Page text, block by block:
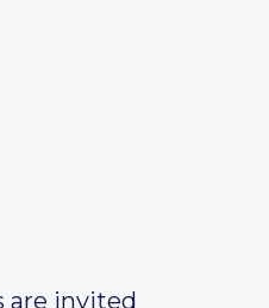
are invited